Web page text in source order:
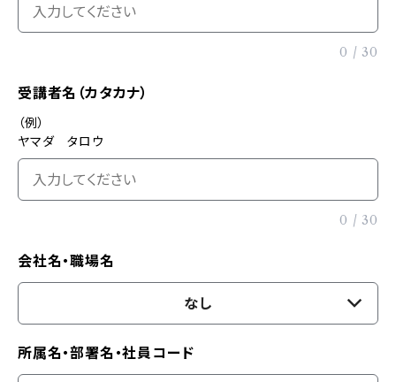
0 / 30
受講者名（カタカナ）
（例）
ヤマダ タロウ
0 / 30
会社名・職場名
なし
所属名・部署名・社員コード